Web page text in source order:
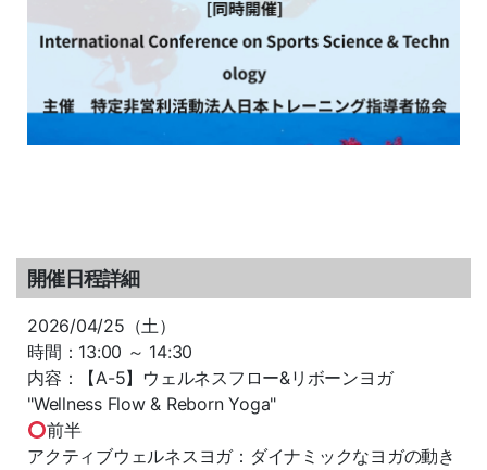
開催日程詳細
2026/04/25（土）
時間：13:00 ～ 14:30
内容：【A-5】ウェルネスフロー&リボーンヨガ
"Wellness Flow & Reborn Yoga"
前半
アクティブウェルネスヨガ：ダイナミックなヨガの動き